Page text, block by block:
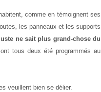
comme en témoignent ses
les panneaux et les supports
ne sait plus grand-chose du
tous deux été programmés au
veuillent bien se délier.